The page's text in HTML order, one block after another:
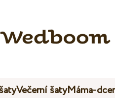
Večerní šatyMáma-